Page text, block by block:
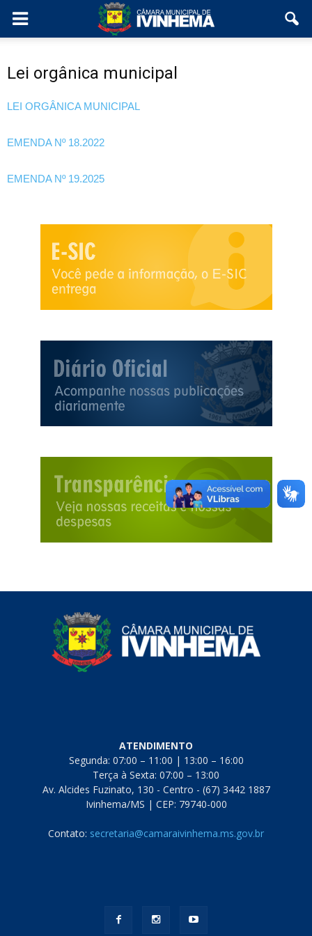
Lei orgânica municipal
LEI ORGÂNICA MUNICIPAL
EMENDA Nº 18.2022
EMENDA Nº 19.2025
ATENDIMENTO
Segunda: 07:00 – 11:00 | 13:00 – 16:00
Terça à Sexta: 07:00 – 13:00
Av. Alcides Fuzinato, 130 - Centro - (67) 3442 1887
Ivinhema/MS | CEP: 79740-000
Contato: secretaria@camaraivinhema.ms.gov.br